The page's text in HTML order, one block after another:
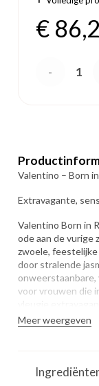
€
Valentino
in
Intense
- EDP
Valentino – Born
Extravagante,
Valentino Born in
ode aan de vurige
zwoele,
door stralende
voor vrouwen die
nacht, klassiek en
Topnoten: Vanille,
Meer weergeven